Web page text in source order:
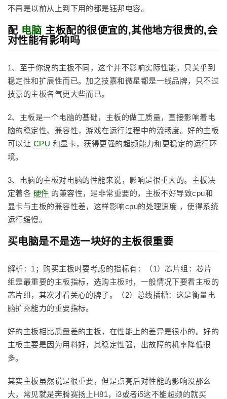
不再是以前从上到下用的都是钰邦电容。
配 电脑 主板配的很便宜的,其他地方很贵的,会
对性能有影响吗
1、至于你说的主板不同，这个并不影响实际性能，只关乎到
稳定性和扩展性而已。加之技嘉和微星都是一线品牌，只不过
技嘉的主板名气更大些而已。
2、主板是一个电脑的基础，主板的做工质量，直接影响着电
脑的稳定性、兼容性，游戏在运行过程中的流畅度。好的主板
可以让 CPU 和显卡，获得更强的超频能力和更稳定的运行环
境。
3、电脑的主板对电脑的性能来说，影响是很重大的。主板决
定着各 硬件 的兼容性，是非常重要的，主板不好导致cpu和
显卡与主板的兼容性差，这样影响cpu的处理速度 ，使得系统
运行缓慢。
买电脑是不是选一块好的主板很重要
解析：1；购买主板时要考虑的指标有：（1）芯片组：芯片
组是最重要的主板指标，选购主板时，一般情况下要看主板的
芯片组，其次才看关心的牌子。（2）总线插槽：这是衡量电
脑扩充能力的重要指标。
好的主板相比质量差的主板，在性能上的差异是很小的。好的
主板主要是因为用料好，其稳定性强，出故障的机率降低很
多。
其实主板虽然说是很重要，但是点亮后对性能的影响没那么
大，常见就是奔腾赛扬上H81，i3或者i5这不能超频的就买